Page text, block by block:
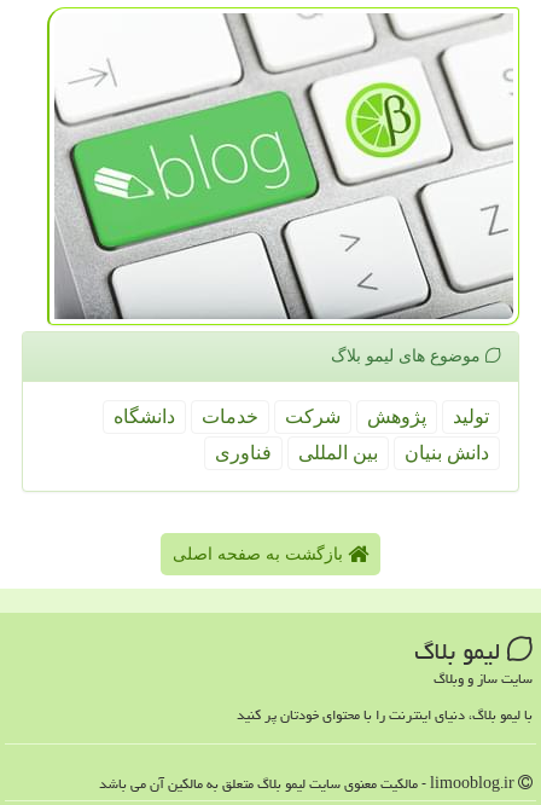
موضوع های لیمو بلاگ
تولید پژوهش شركت خدمات
دانشگاه
دانش بنیان
بین المللی فناوری
بازگشت به صفحه اصلی
لیمو بلاگ
سایت ساز و وبلاگ
با لیمو بلاگ، دنیای اینترنت را با محتوای خودتان پر کنید